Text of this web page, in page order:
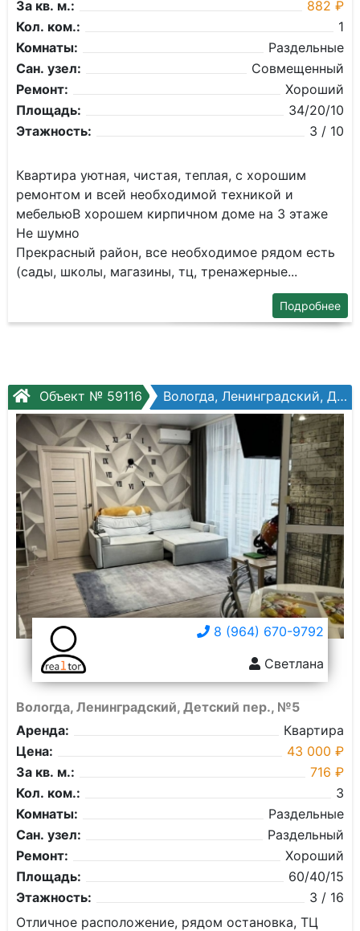
За кв. м.:
882 ₽
Кол. ком.:
1
Комнаты:
Раздельные
Сан. узел:
Совмещенный
Ремонт:
Хороший
Площадь:
34/20/10
Этажность:
3 / 10
Квартира уютная, чистая, теплая, с хорошим
ремонтом и всей необходимой техникой и
мебельюВ хорошем кирпичном доме на 3 этаже
Не шумно
Прекрасный район, все необходимое рядом есть
(сады, школы, магазины, тц, тренажерные...
Подробнее
Объект № 59116 Вологда, Ленинградский, Детский пер., №5
8 (964) 670-9792
Светлана
Вологда, Ленинградский, Детский пер., №5
Аренда:
Квартира
Цена:
43 000 ₽
За кв. м.:
716 ₽
Кол. ком.:
3
Комнаты:
Раздельные
Сан. узел:
Раздельный
Ремонт:
Хороший
Площадь:
60/40/15
Этажность:
3 / 16
Отличное расположение, рядом остановка, ТЦ